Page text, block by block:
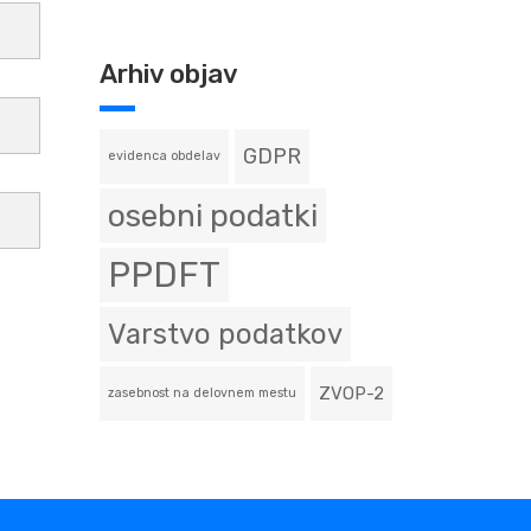
Arhiv objav
evidenca obdelav GDPR
osebni podatki
PPDFT
Varstvo podatkov
zasebnost na delovnem mestu ZVOP-2